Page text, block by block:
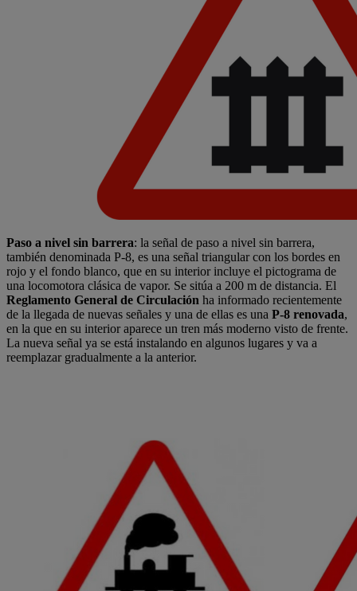
Paso a nivel sin barrera: la señal de paso a nivel sin barrera,
también denominada P-8, es una señal triangular con los bordes en
rojo y el fondo blanco, que en su interior incluye el pictograma de
una locomotora clásica de vapor. Se sitúa a 200 m de distancia. El
Reglamento General de Circulación ha informado recientemente
de la llegada de nuevas señales y una de ellas es una P-8 renovada,
en la que en su interior aparece un tren más moderno visto de frente.
La nueva señal ya se está instalando en algunos lugares y va a
reemplazar gradualmente a la anterior.